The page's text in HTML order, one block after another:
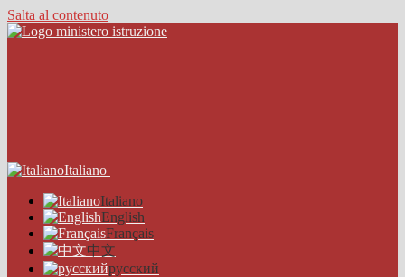
Salta al contenuto
Italiano
Italiano
English
Français
中文
русский